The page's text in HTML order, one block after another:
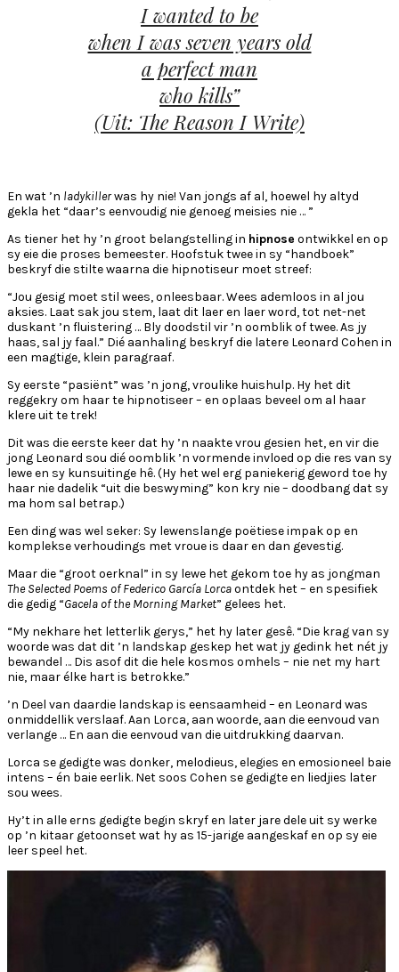
I wanted to be
when I was seven years old
a perfect man
who kills”
(Uit: The Reason I Write)
En wat ’n ladykillerwas hy nie! Van jongs af al, hoewel hy altyd
gekla het “daar’s eenvoudig nie genoeg meisies nie … ”
As tiener het hy ’n groot belangstelling in hipnose ontwikkel en op
sy eie die proses bemeester. Hoofstuk twee in sy “handboek”
beskryf die stilte waarna die hipnotiseur moet streef:
“Jou gesig moet stil wees, onleesbaar. Wees ademloos in al jou
aksies. Laat sak jou stem, laat dit laer en laer word, tot net-net
duskant ’n fluistering … Bly doodstil vir ’n oomblik of twee. As jy
haas, sal jy faal.” Dié aanhaling beskryf die latere Leonard Cohen in
een magtige, klein paragraaf.
Sy eerste “pasiënt” was ’n jong, vroulike huishulp. Hy het dit
reggekry om haar te hipnotiseer – en oplaas beveel om al haar
klere uit te trek!
Dit was die eerste keer dat hy ’n naakte vrou gesien het, en vir die
jong Leonard sou dié oomblik ’n vormende invloed op die res van sy
lewe en sy kunsuitinge hê. (Hy het wel erg paniekerig geword toe hy
haar nie dadelik “uit die beswyming” kon kry nie – doodbang dat sy
ma hom sal betrap.)
Een ding was wel seker: Sy lewenslange poëtiese impak op en
komplekse verhoudings met vroue is daar en dan gevestig.
Maar die “groot oerknal” in sy lewe het gekom toe hy as jongman
The Selected Poems of Federico García Lorcaontdek het – en spesifiek
die gedig “Gacela of the Morning Market” gelees het.
“My nekhare het letterlik gerys,” het hy later gesê. “Die krag van sy
woorde was dat dit ’n landskap geskep het wat jy gedink het nét jy
bewandel … Dis asof dit die hele kosmos omhels – nie net my hart
nie, maar élke hart is betrokke.”
’n Deel van daardie landskap is eensaamheid – en Leonard was
onmiddellik verslaaf. Aan Lorca, aan woorde, aan die eenvoud van
verlange … En aan die eenvoud van die uitdrukking daarvan.
Lorca se gedigte was donker, melodieus, elegies en emosioneel baie
intens – én baie eerlik. Net soos Cohen se gedigte en liedjies later
sou wees.
Hy’t in alle erns gedigte begin skryf en later jare dele uit sy werke
op ’n kitaar getoonset wat hy as 15-jarige aangeskaf en op sy eie
leer speel het.